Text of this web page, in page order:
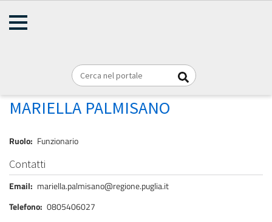
Briciole
Home
PALMISANO MARIELLA
MARIELLA PALMISANO
Ruolo Funzionario
Contatti
Email
mariella.palmisano@regione.puglia.it
Telefono 0805406027